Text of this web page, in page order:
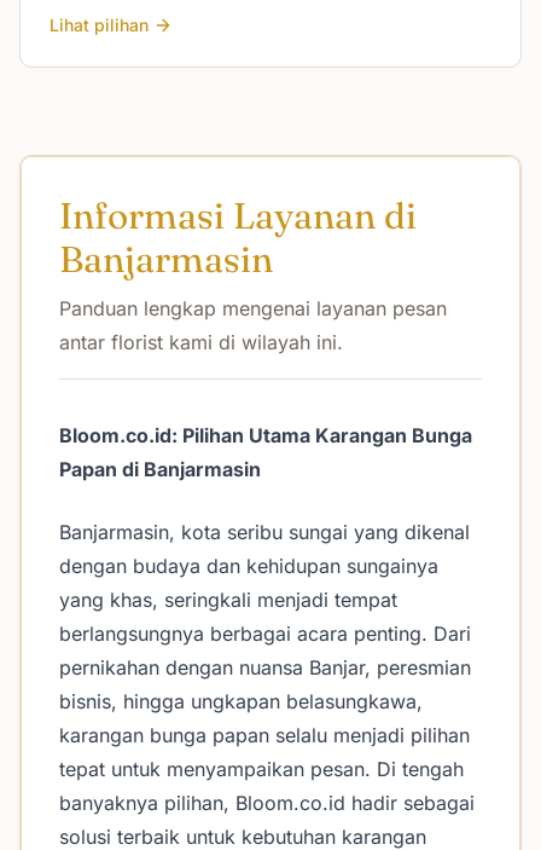
Lihat pilihan
Informasi Layanan di
Banjarmasin
Panduan lengkap mengenai layanan pesan
antar florist kami di wilayah ini.
Bloom.co.id: Pilihan Utama Karangan Bunga
Papan di Banjarmasin
Banjarmasin, kota seribu sungai yang dikenal
dengan budaya dan kehidupan sungainya
yang khas, seringkali menjadi tempat
berlangsungnya berbagai acara penting. Dari
pernikahan dengan nuansa Banjar, peresmian
bisnis, hingga ungkapan belasungkawa,
karangan bunga papan selalu menjadi pilihan
tepat untuk menyampaikan pesan. Di tengah
banyaknya pilihan, Bloom.co.id hadir sebagai
solusi terbaik untuk kebutuhan karangan